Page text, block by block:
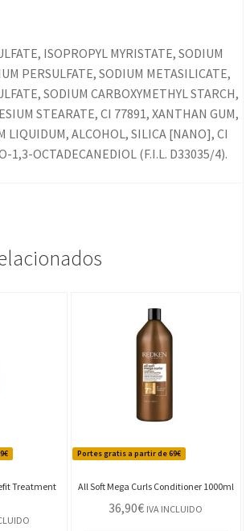
ISOPROPYL MYRISTATE, SODIUM
PERSULFATE, SODIUM METASILICATE,
SODIUM CARBOXYMETHYL STARCH,
STEARATE, CI 77891, XANTHAN GUM,
LIQUIDUM, ALCOHOL, SILICA [NANO], CI
1,3-OCTADECANEDIOL (F.I.L. D33035/4).
Treatment
Portes gratis a partir de 69€
All Soft Mega Curls Conditioner 1000ml
36,90€ IVA INCLUIDO